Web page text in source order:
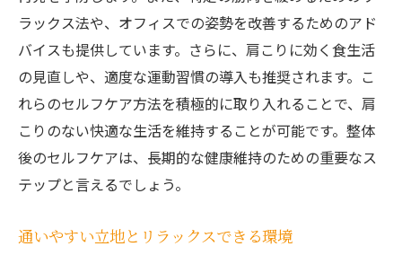
忙しい方でも続けやすい施術計画
整体院AQUILAで肩こりのない快適な毎日を手に
入れる方法
肩こり改善のための生活習慣の見直し
整体院AQUILAの施術後にできるセルフケア
肩こりが解消された生活の変化を体感
長期的な効果を持続させるためのコツ
日々のストレスを軽減するリラクゼーショ
ラックス法や、オフィスでの姿勢を改善するためのアド
バイスも提供しています。さらに、肩こりに効く食生活
の見直しや、適度な運動習慣の導入も推奨されます。こ
れらのセルフケア方法を積極的に取り入れることで、肩
こりのない快適な生活を維持することが可能です。整体
後のセルフケアは、長期的な健康維持のための重要なス
テップと言えるでしょう。
通いやすい立地とリラックスできる環境